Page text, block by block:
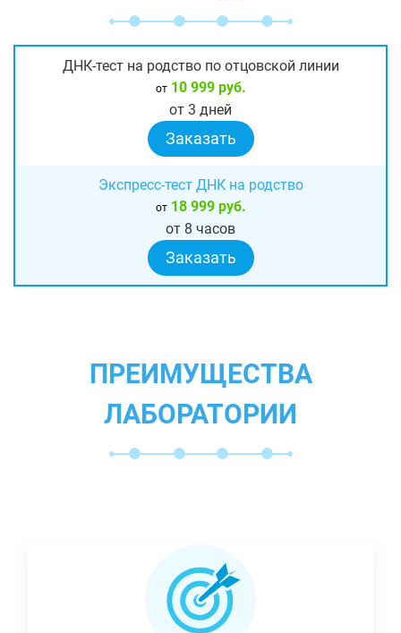
ДНК-тест на родство по отцовской линии
от10 999 руб.
от 3 дней
Заказать
Экспресс-тест ДНК на родство
от18 999 руб.
от 8 часов
Заказать
ПРЕИМУЩЕСТВА
ЛАБОРАТОРИИ